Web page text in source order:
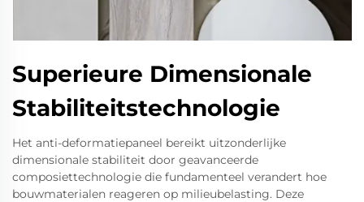
Superieure Dimensionale
Stabiliteitstechnologie
Het anti-deformatiepaneel bereikt uitzonderlijke
dimensionale stabiliteit door geavanceerde
composiettechnologie die fundamenteel verandert hoe
bouwmaterialen reageren op milieubelasting. Deze